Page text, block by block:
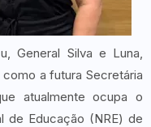
General Silva e Luna,
a futura Secretária
atualmente ocupa o
de Educação (NRE) de